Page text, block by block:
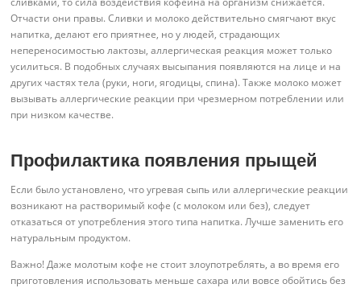
Отчасти они правы. Сливки и молоко действительно смягчают вкус
напитка, делают его приятнее, но у людей, страдающих
непереносимостью лактозы, аллергическая реакция может только
усилиться. В подобных случаях высыпания появляются на лице и на
других частях тела (руки, ноги, ягодицы, спина). Также молоко может
вызывать аллергические реакции при чрезмерном потреблении или
при низком качестве.
Профилактика появления прыщей
Если было установлено, что угревая сыпь или аллергические реакции
возникают на растворимый кофе (с молоком или без), следует
отказаться от употребления этого типа напитка. Лучше заменить его
натуральным продуктом.
Важно! Даже молотым кофе не стоит злоупотреблять, а во время его
приготовления использовать меньше сахара или вовсе обойтись без